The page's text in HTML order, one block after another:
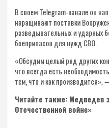
В своем Telegram-канале он
наращивают поставки
разведывательных и ударных
боеприпасов для нужд СВО.
«Обсудим целый ряд других
что всегда есть
тем, что и как производится»,
Читайте также: Медведев
Отечественной войне»